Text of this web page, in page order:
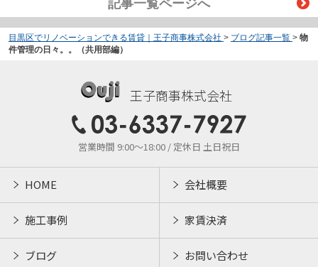
記事一覧ページへ
目黒区でリノベーションできる賃貸｜王子商事株式会社 > ブログ記事一覧 > 物
件管理の日々。。（共用部編）
王子商事株式会社
営業時間 9:00～18:00 / 定休日 土日祝日
HOME 会社概要
施工事例 家賃決済
ブログ お問い合わせ